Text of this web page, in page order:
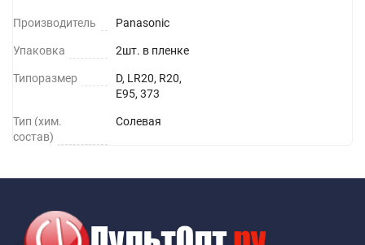
Производитель Panasonic
Упаковка 2шт. в пленке
Типоразмер
D, LR20, R20,
E95, 373
Тип (хим.
состав)
Солевая